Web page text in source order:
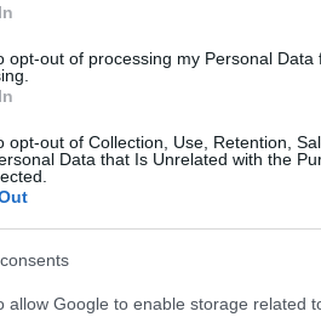
opt-out of processing my Personal Data
opt-out of Collection, Use, Retention,
Data that Is Unrelated with the
allow Google to enable storage related